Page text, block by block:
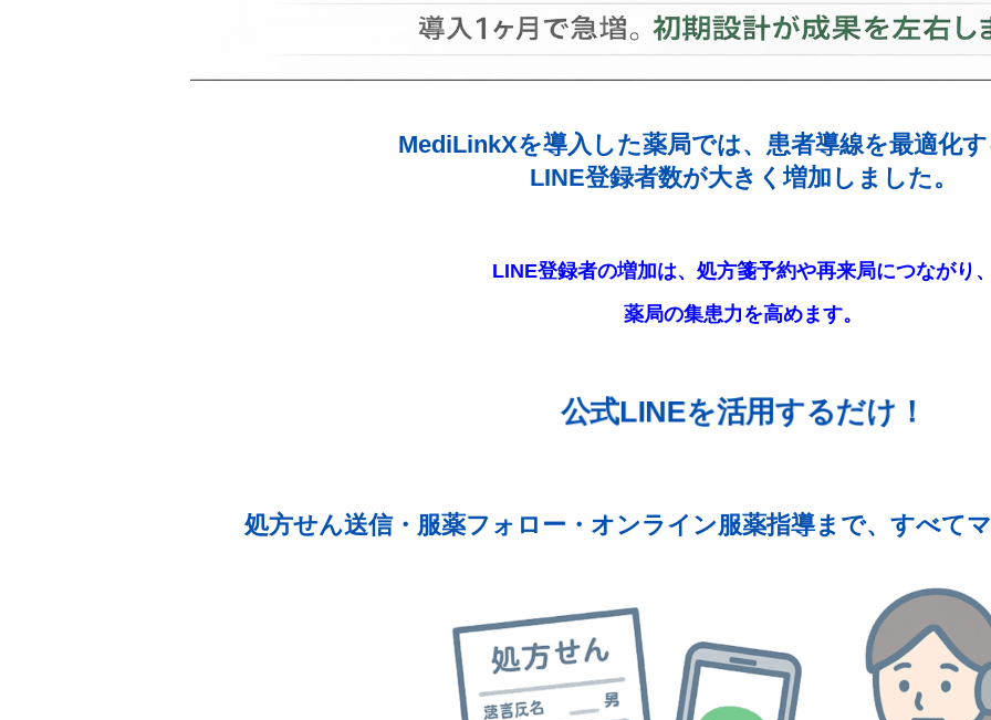
MediLinkXを導入した薬局では、患者導線を最適化
LINE登録者数が大きく増加しました。
LINE登録者の増加は、処方箋予約や再来局につながり
薬局の集患力を高めます。
公式LINEを活用するだけ​！
処方せん送信・服薬フォロー・ オンライン服薬指導まで、すべて